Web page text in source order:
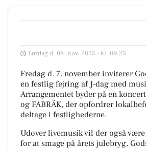
Lørdag d. 08. nov. 2025 - kl. 09:25
Fredag d. 7. november inviterer
en festlig fejring af J-dag med
Arrangementet byder på en
og FABRÄK, der opfordrer
deltage i festlighederne.
Udover livemusik vil der også
for at smage på årets julebryg.